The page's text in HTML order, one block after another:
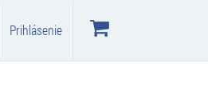
Prihlásenie